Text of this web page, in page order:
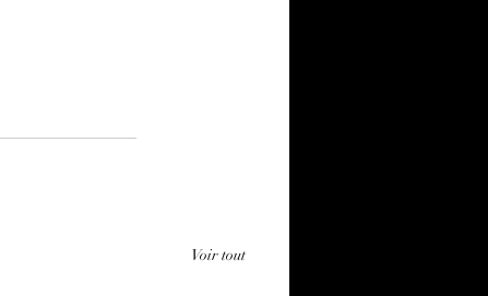
Voir tout